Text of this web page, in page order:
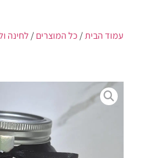
עמוד הבית/כל המוצרים/לחינה